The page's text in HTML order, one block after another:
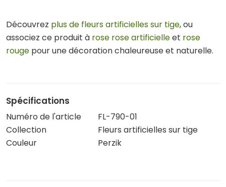
Découvrez plus de fleurs artificielles sur tige, ou
associez ce produit à rose rose artificielleet rose
rouge pour une décoration chaleureuse et naturelle.
Spécifications
Numéro de l'article
FL-790-01
Collection
Fleurs artificielles sur tige
Couleur
Perzik